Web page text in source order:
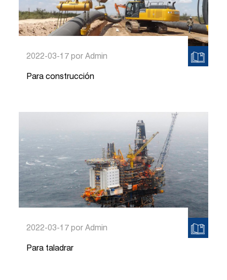
2022-03-17 por Admin
Para construcción
2022-03-17 por Admin
Para taladrar